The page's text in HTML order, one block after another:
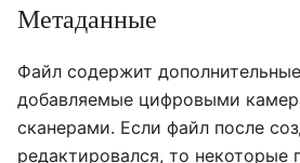
Метаданные
Файл содержит
добавляемые цифровыми
сканерами. Если файл после
редактировался, то некоторые